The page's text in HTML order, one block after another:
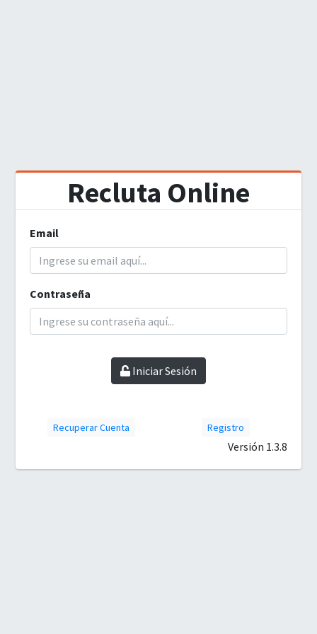
Recluta Online
Email
Contraseña
Iniciar Sesión
Recuperar Cuenta Registro
Versión 1.3.8